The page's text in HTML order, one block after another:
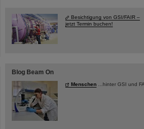
Besichtigung von GSI/FAIR –
jetzt Termin buchen!
Blog Beam On
Menschen ...hinter GSI und